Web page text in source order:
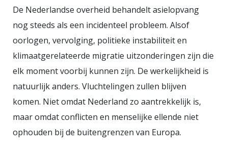
De Nederlandse overheid behandelt asielopvang
nog steeds als een incidenteel probleem. Alsof
oorlogen, vervolging, politieke instabiliteit en
klimaatgerelateerde migratie uitzonderingen zijn die
elk moment voorbij kunnen zijn. De werkelijkheid is
natuurlijk anders. Vluchtelingen zullen blijven
komen. Niet omdat Nederland zo aantrekkelijk is,
maar omdat conflicten en menselijke ellende niet
ophouden bij de buitengrenzen van Europa.